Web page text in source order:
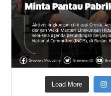
Load More